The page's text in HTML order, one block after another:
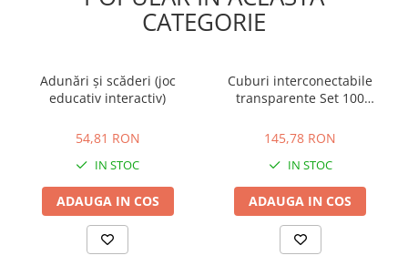
CATEGORIE
Adunări și scăderi (joc
educativ interactiv)
54,81 RON
IN STOC
ADAUGA IN COS
Cuburi interconectabile
transparente Set 100
145,78 RON
IN STOC
ADAUGA IN COS